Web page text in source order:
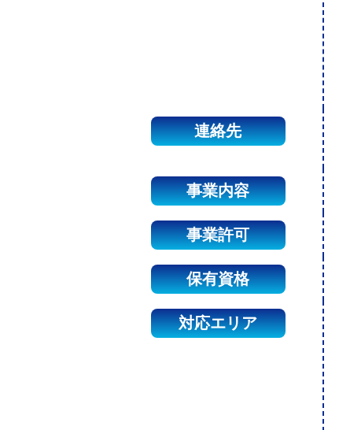
連絡先
事業内容
事業許可
保有資格
対応エリア